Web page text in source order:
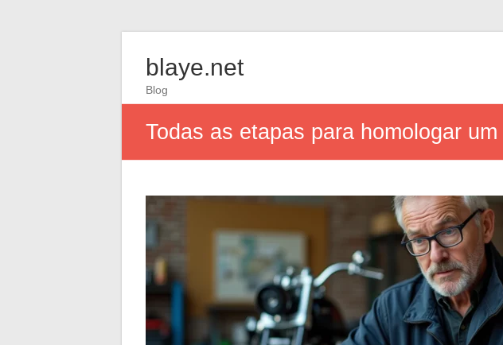
blaye.net
Blog
Todas as etapas para homologar